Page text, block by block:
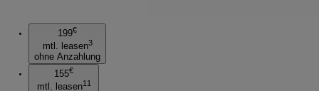
199€
mtl. leasen3
ohne Anzahlung
155€
mtl. leasen11